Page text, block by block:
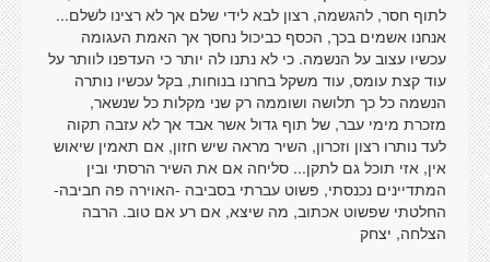
לתוף חסר, להגשמה, רצון לבא לידי שלם אך לא רצינו לשלם...
אנחנו אשמים בכך, הכסף כביכול נחסך אך האמת העגומה
עכשיו עצוב על הנשמה. כי לא נתנו לה יותר כי העדפנו לוותר על
עוד קצת עומס, עוד משקל בחרנו בנוחות, בקל עכשיו נותרה
הנשמה כל כך תלושה ושוממה רק שני מקלות כל שנשאר,
מזכרת מימי עבר, של תוף גדול אשר אבד אך לא עזבה תקוה
לעד נותרו רצון וזכרון, השיר מראה שיש חזון, אם תאמין שיאוש
אין, אזי תוכל גם לתקן... סליחה אם את השיר הרסתי ובין
המתדיינים נכנסתי, פשוט עברתי בסביבה -האוירה פה חביבה-
החלטתי שפשוט אכתוב, מה שיצא, אם רע אם טוב. הרבה
הצלחה, יצחק